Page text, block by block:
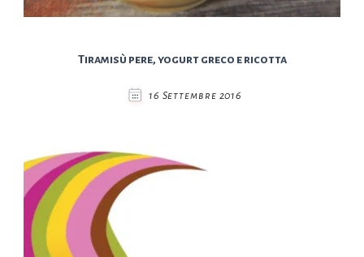
Tiramisù pere, yogurt greco e ricotta
16 Settembre 2016